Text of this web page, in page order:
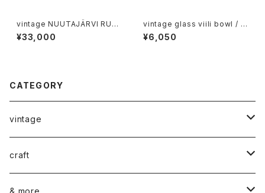
vintage NUUTAJÄRVI RUS
TICA tumbler clear 6p gift
set / ヴィンテージ ヌータヤル
¥33,000
vintage glass viili bowl / ヴ
ィンテージ ガラスのヴィーリボ
ウル
¥6,050
CATEGORY
vintage
ceramics
ARABIA
glass
craft
染め花Horry
& more